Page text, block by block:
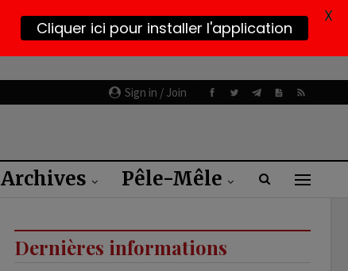
Sign in / Join
Archives Pêle-Mêle
Dernières informations
Cliquer ici pour installer l'application
X